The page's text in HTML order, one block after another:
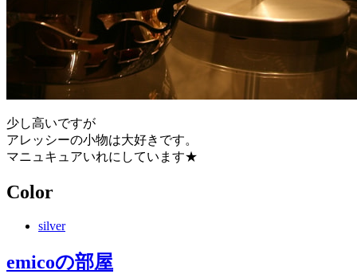
少し高いですが
アレッシーの小物は大好きです。
マニュキュアいれにしています★
Color
silver
emicoの部屋